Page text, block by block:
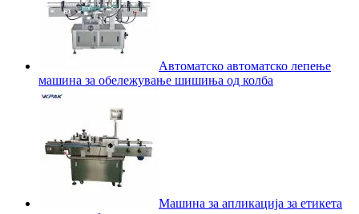
Автоматско автоматско лепење
машина за обележување шишиња од колба
Машина за апликација за етикета